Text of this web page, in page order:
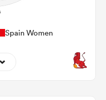
Spain Women